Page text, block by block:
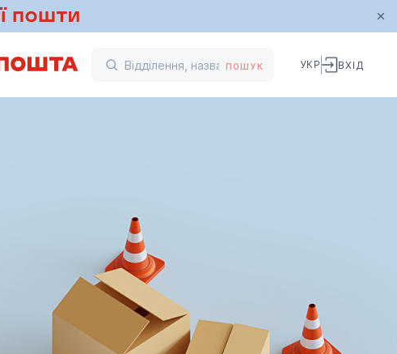
ПОШУК УКР ВХІД